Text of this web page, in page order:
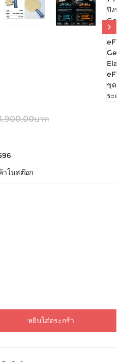
PRO + ยางปิงปอง GEWO
ELAXXON EFT 50.0
บาท
าในสต๊อก
หยิบใส่ตระกร้า